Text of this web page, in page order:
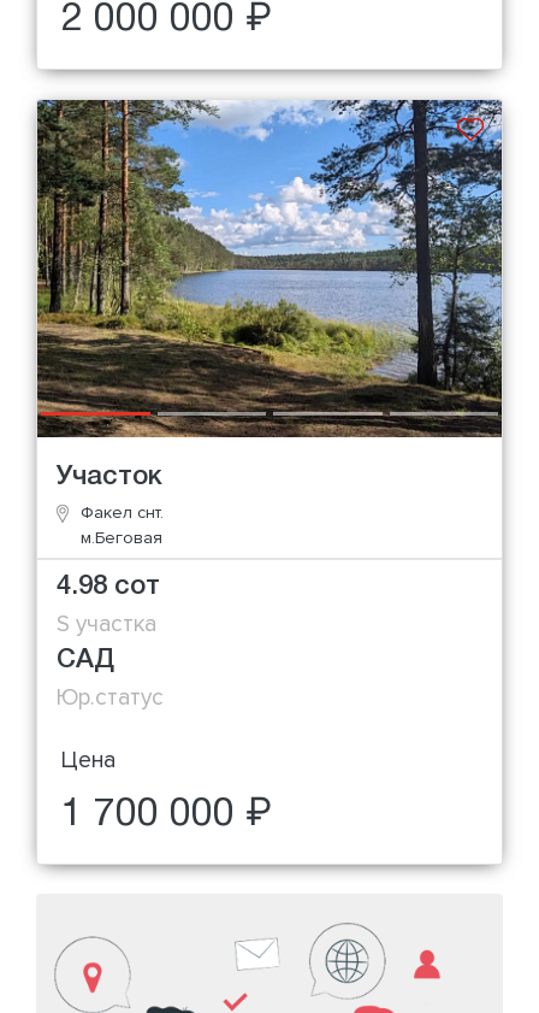
2 000 000 ₽
Участок
Факел снт.
м.Беговая
4.98 сот
S участка
САД
Юр.статус
Цена
1 700 000 ₽